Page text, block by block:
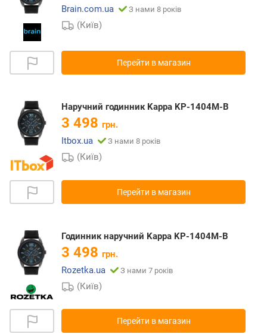
Brain.com.ua
З нами 8 років
(Київ)
Перейти в магазин
Наручний годинник Kappa KP-1404M-B
3 498 грн.
Itbox.ua
З нами 8 років
(Київ)
Перейти в магазин
Годинник наручний Kappa KP-1404M-B
3 498 грн.
Rozetka.ua
З нами 7 років
(Київ)
Перейти в магазин